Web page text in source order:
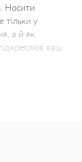
Носити
тільки у
а й як
ваш
в
Вони